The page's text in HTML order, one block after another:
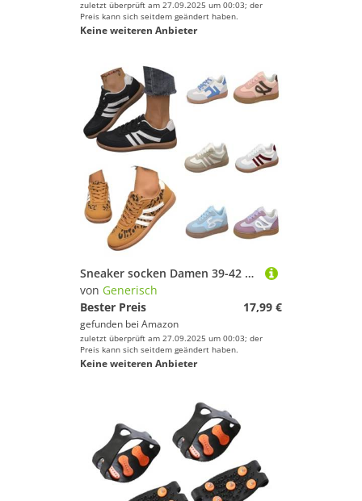
zuletzt überprüft am 27.09.2025 um 00:03; der
Preis kann sich seitdem geändert haben.
Keine weiteren Anbieter
Sneaker socken Damen 39-42 Herren weiß leoprint, Runde Hallenschuhe Elegant Und Bequem Halbschuhe Wanderschuhe Retro Zehenpartie rutschfeste Freizeitschuhe Himmelblau 43/EU
von Generisch
Bester Preis
17,99 €
gefunden bei Amazon
zuletzt überprüft am 27.09.2025 um 00:03; der
Preis kann sich seitdem geändert haben.
Keine weiteren Anbieter